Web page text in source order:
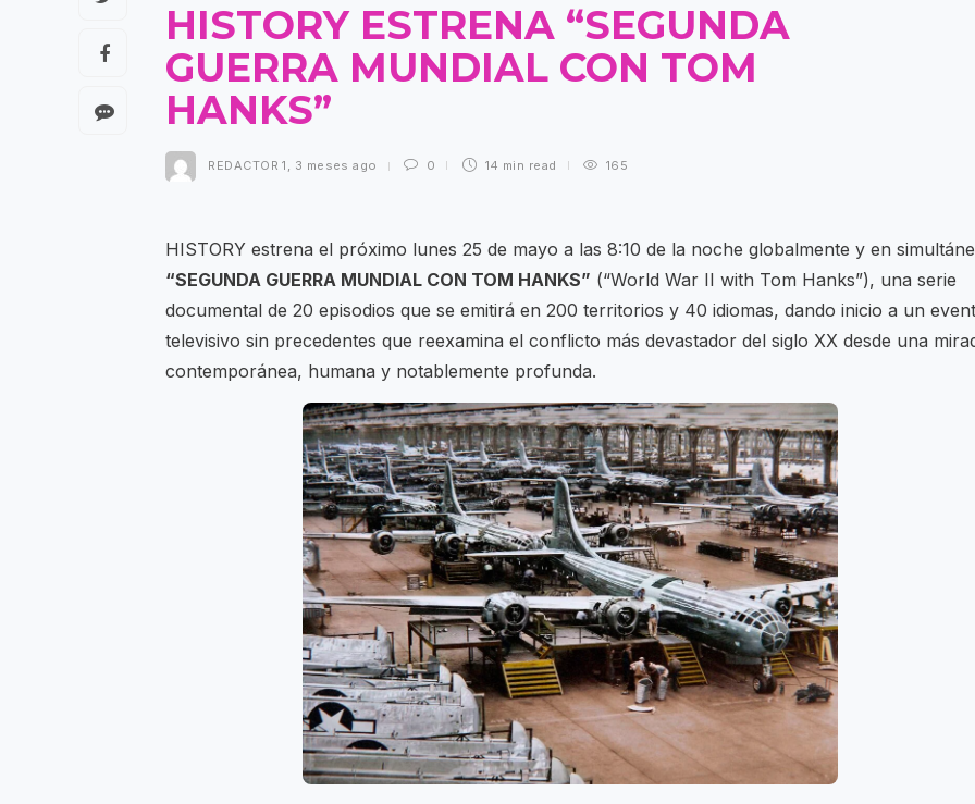
HISTORY ESTRENA “SEGUNDA
GUERRA MUNDIAL CON TOM
HANKS”
REDACTOR 1 , 3 meses ago 0 14 min read 165
HISTORY estrena el próximo lunes 25 de mayo a las 8:10 de la noche globalmente y en
“SEGUNDA GUERRA MUNDIAL CON TOM HANKS” (“World War II with Tom Hanks”), una serie
documental de 20 episodios que se emitirá en 200 territorios y 40 idiomas, dando inicio a un
televisivo sin precedentes que reexamina el conflicto más devastador del siglo XX desde una
contemporánea, humana y notablemente profunda.